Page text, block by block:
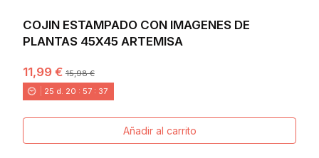
COJIN ESTAMPADO CON IMAGENES DE
PLANTAS 45X45 ARTEMISA
11,99 €15,98 €
25 d. 20 : 57 : 36
Añadir al carrito